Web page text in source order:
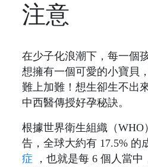
注意
在少子化浪潮下，每一個
想擁有一個可愛的小寶貝
難上加難！想生卻生不出
中西醫傳授好孕秘訣。
根據世界衛生組織（WHO
告，全球大約有 17.5% 的
症
，也就是每 6 個人當